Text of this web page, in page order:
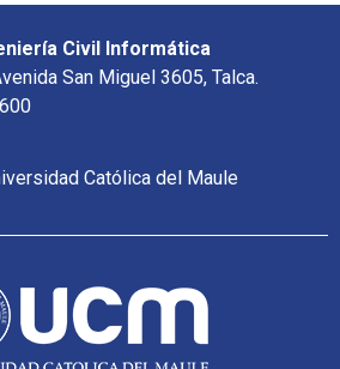
Civil Informática
San Miguel 3605, Talca.
Católica del Maule